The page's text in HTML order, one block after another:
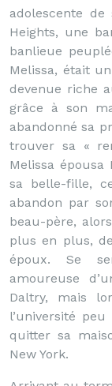
adolescente
Heights, une
banlieue
Melissa, était
devenue riche
grâce à son
abandonné sa
trouver sa «
Melissa
sa belle-fille,
abandon par
beau-père,
plus en plus,
époux. Se
amoureuse
Daltry, mais
l’université
quitter sa
New York.